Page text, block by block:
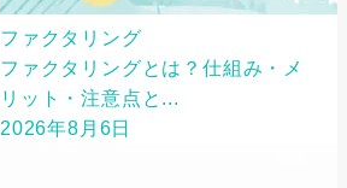
ファクタリング
ファクタリングとは？仕組み・メ
リット・注意点と...
2026年8月6日